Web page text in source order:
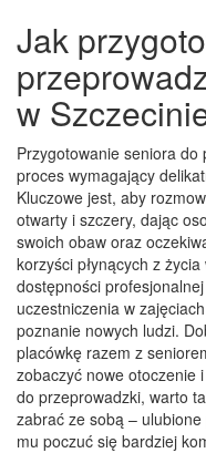
Jak
w
Przygotowanie seniora
proces wymagający
Kluczowe jest, aby
otwarty i szczery, dając
swoich obaw oraz
korzyści płynących z
dostępności
uczestniczenia w
poznanie nowych ludzi.
placówkę razem z
zobaczyć nowe otoczenie
do przeprowadzki, warto
zabrać ze sobą –
mu poczuć się bardziej